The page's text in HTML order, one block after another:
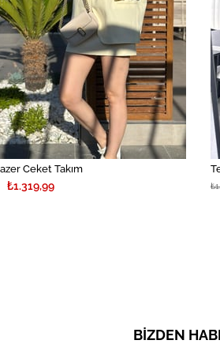
Ceket Takım
₺1.319,99
BIZDEN